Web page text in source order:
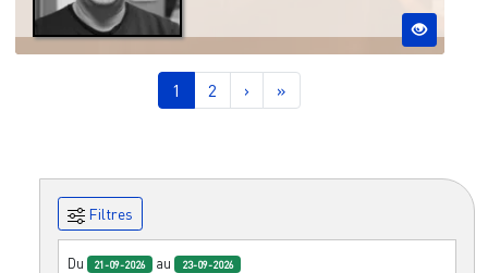
Page courante
1 Page
2 Page suivante
› Dernière page
»
Filtres
Du 21-09-2026 au 23-09-2026